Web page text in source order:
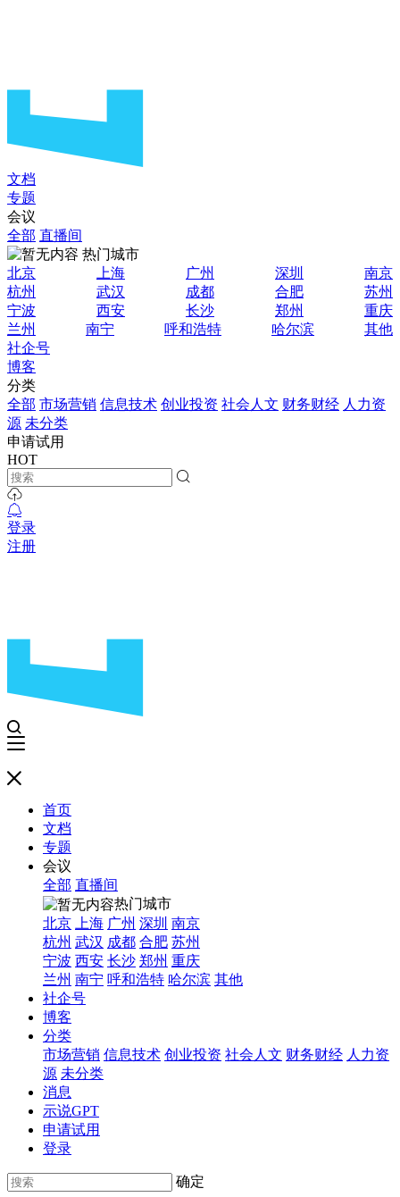
文档
专题
会议
全部 直播间
热门城市
北京
上海 广州 深圳
南京
杭州
武汉 成都 合肥
苏州
宁波
西安 长沙 郑州
重庆
兰州
南宁 呼和浩特 哈尔滨
其他
社企号
博客
分类
全部 市场营销 信息技术 创业投资 社会人文 财务财经 人力资
源 未分类
申请试用
HOT
登录
注册
首页
文档
专题
会议
全部 直播间
热门城市
北京
上海 广州 深圳 南京
杭州 武汉 成都 合肥 苏州
宁波 西安 长沙 郑州 重庆
兰州 南宁 呼和浩特 哈尔滨 其他
社企号
博客
分类
市场营销 信息技术 创业投资 社会人文 财务财经 人力资
源 未分类
消息
示说GPT
申请试用
登录
确定